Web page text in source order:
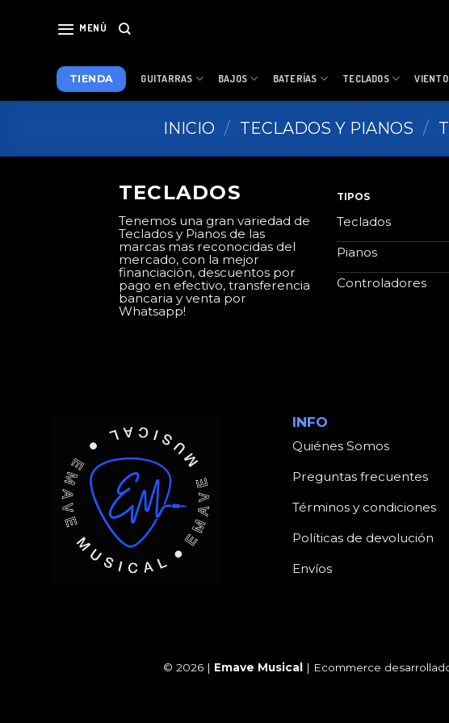
MENÚ
TIENDA GUITARRAS BAJOS BATERÍAS TECLADOS
INICIO / TECLADOS Y PIANOS /
TECLADOS
Tenemos una gran variedad de
Teclados y Pianos de las
marcas mas reconocidas del
mercado, con la mejor
financiación, descuentos por
pago en efectivo, transferencia
bancaria y venta por
Whatsapp!
TIPOS
Teclados
Pianos
Controladores
INFO
Quiénes Somos
Preguntas frecuentes
Términos y condiciones
Políticas de devolución
Envíos
© 2026 | Emave Musical | Ecommerce